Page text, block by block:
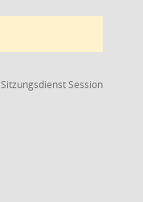
SitzungsdienstSession(Wird in